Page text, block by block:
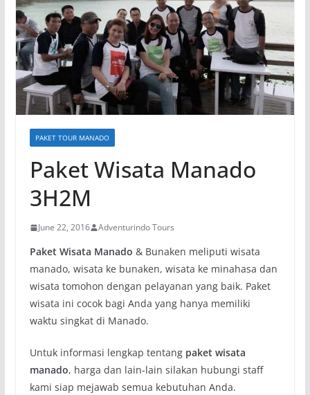
PAKET TOUR MANADO
Paket Wisata Manado
3H2M
June 22, 2016 Adventurindo Tours
Paket Wisata Manado & Bunaken meliputi wisata
manado, wisata ke bunaken, wisata ke minahasa dan
wisata tomohon dengan pelayanan yang baik. Paket
wisata ini cocok bagi Anda yang hanya memiliki
waktu singkat di Manado.
Untuk informasi lengkap tentang paket wisata
manado, harga dan lain-lain silakan hubungi staff
kami siap mejawab semua kebutuhan Anda.